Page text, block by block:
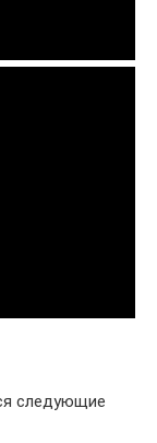
следующие